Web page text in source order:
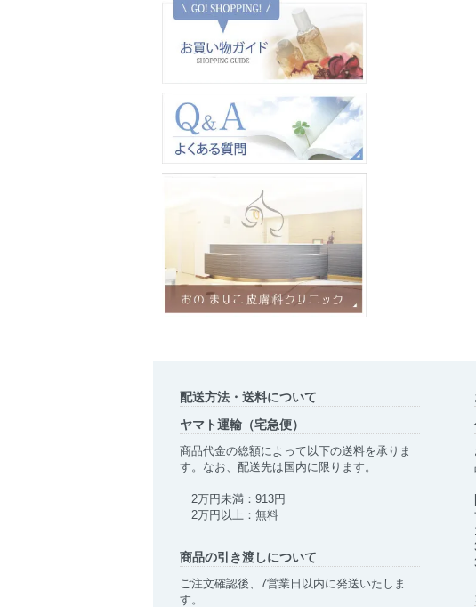
配送方法・送料について
ヤマト運輸（宅急便）
商品代金の総額によって以下の送料を承りま
す。なお、配送先は国内に限ります。
2万円未満：913円
2万円以上：無料
商品の引き渡しについて
ご注文確認後、7営業日以内に発送いたしま
す。